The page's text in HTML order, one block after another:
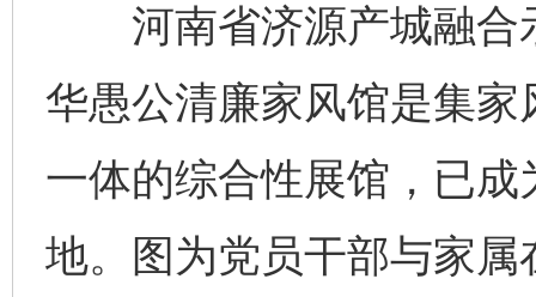
河南省济源产城融合
华愚公清廉家风馆是集
一体的综合性展馆，已
地。图为党员干部与家